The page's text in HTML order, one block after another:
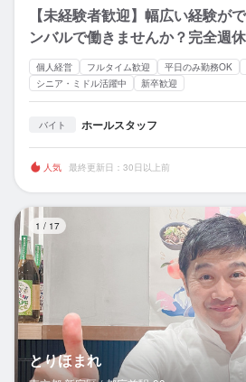
【未経験者歓迎】幅広い経験が
ンバルで働きませんか？完全週
個人経営 フルタイム歓迎 平日のみ勤務OK
シニア・ミドル活躍中
新卒歓迎
バイト ホールスタッフ
人気 最終更新日：30日以上前
1 / 17
とりほまれ